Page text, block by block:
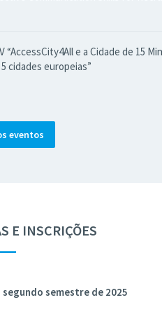
e a Cidade de 15
cidades europeias”
eventos
E INSCRIÇÕES
semestre de 2025